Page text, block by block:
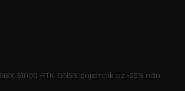
S1000 RTK GNSS prijemnik uz -25% nižu